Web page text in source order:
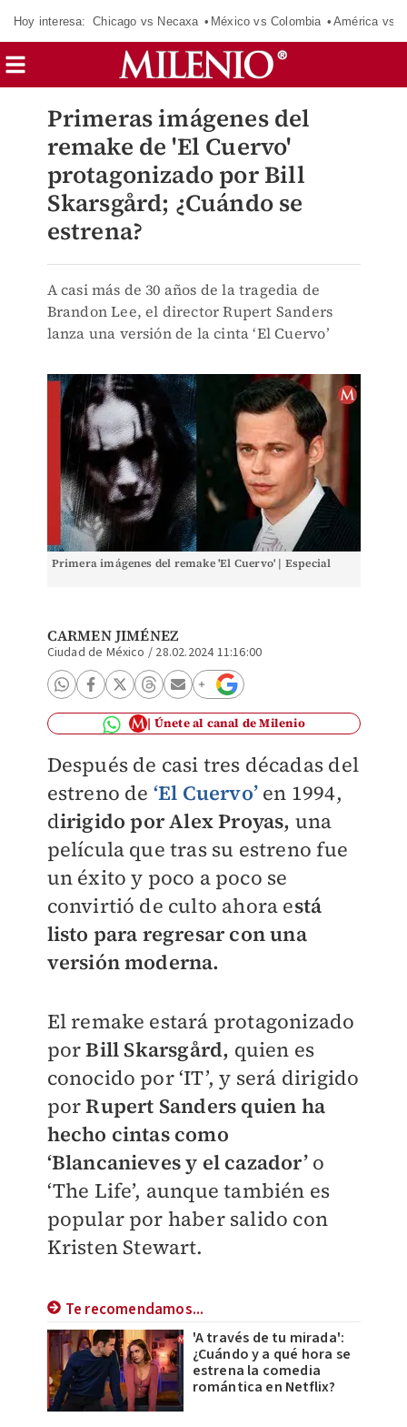
Hoy interesa: Chicago vs Necaxa México vs Colombia América vs
Primeras imágenes del
remake de 'El Cuervo'
protagonizado por Bill
Skarsgård; ¿Cuándo se
estrena?
A casi más de 30 años de la tragedia de
Brandon Lee, el director Rupert Sanders
lanza una versión de la cinta ‘El Cuervo’
Primera imágenes del remake 'El Cuervo' | Especial
CARMEN JIMÉNEZ
Ciudad de México / 28.02.2024 11:16:00
Únete al canal de Milenio
Después de casi tres décadas del
estreno de ‘El Cuervo’en 1994,
dirigido por Alex Proyas, una
película que tras su estreno fue
un éxito y poco a poco se
convirtió de culto ahora está
listo para regresar con una
versión moderna.
El remake estará protagonizado
porBill Skarsgård, quien es
conocido por ‘IT’, y será dirigido
porRupert Sanders quien ha
hecho cintas como
‘Blancanieves y el cazador’o
‘The Life’, aunque también es
popular por haber salido con
Kristen Stewart.
Te recomendamos...
'A través de tu mirada':
¿Cuándo y a qué hora se
estrena la comedia
romántica en Netflix?